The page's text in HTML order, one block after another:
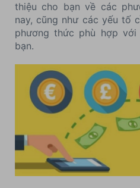
thiệu cho bạn về các
nay, cũng như các yếu tố
phương thức phù hợp
bạn.